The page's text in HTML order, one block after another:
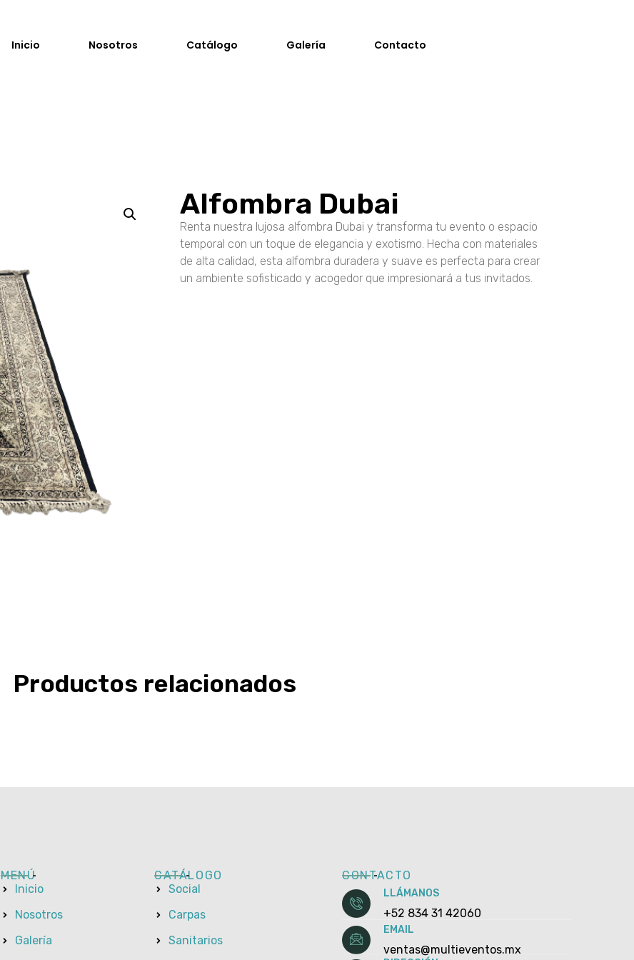
Inicio Nosotros Catálogo Galería Contacto
Alfombra Dubai
Renta nuestra lujosa alfombra Dubai y transforma tu evento o espacio
temporal con un toque de elegancia y exotismo. Hecha con materiales
de alta calidad, esta alfombra duradera y suave es perfecta para crear
un ambiente sofisticado y acogedor que impresionará a tus invitados.
Productos relacionados
MENÚ
Inicio
Nosotros
Galería
CATÁLOGO
Social
Carpas
Sanitarios
CONTACTO
LLÁMANOS
+52 834 31 42060
EMAIL
ventas@multieventos.mx